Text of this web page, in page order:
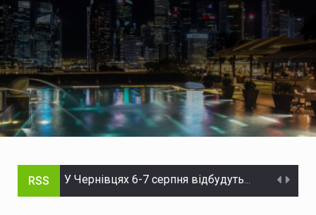
RSS На Буковині викрили міжнародний канал постачання психотропів: вилучено наркотиків і прекурсорів на понад 40 млн грн